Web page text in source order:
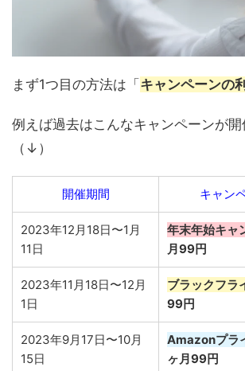
まず1つ目の方法は「キャンペーンの
例えば過去はこんなキャンペーンが
（↓）
開催期間 キャン
2023年12月18日〜1月
11日
年末年始キャ
月99円
2023年11月18日〜12月
1日
ブラックフラ
99円
2023年9月17日〜10月
15日
Amazonプラ
ヶ月99円